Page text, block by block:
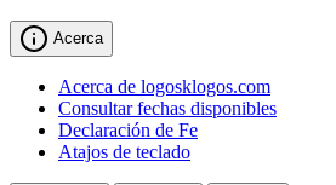
Acerca
Acerca de logosklogos.com
Consultar fechas disponibles
Declaración de Fe
Atajos de teclado